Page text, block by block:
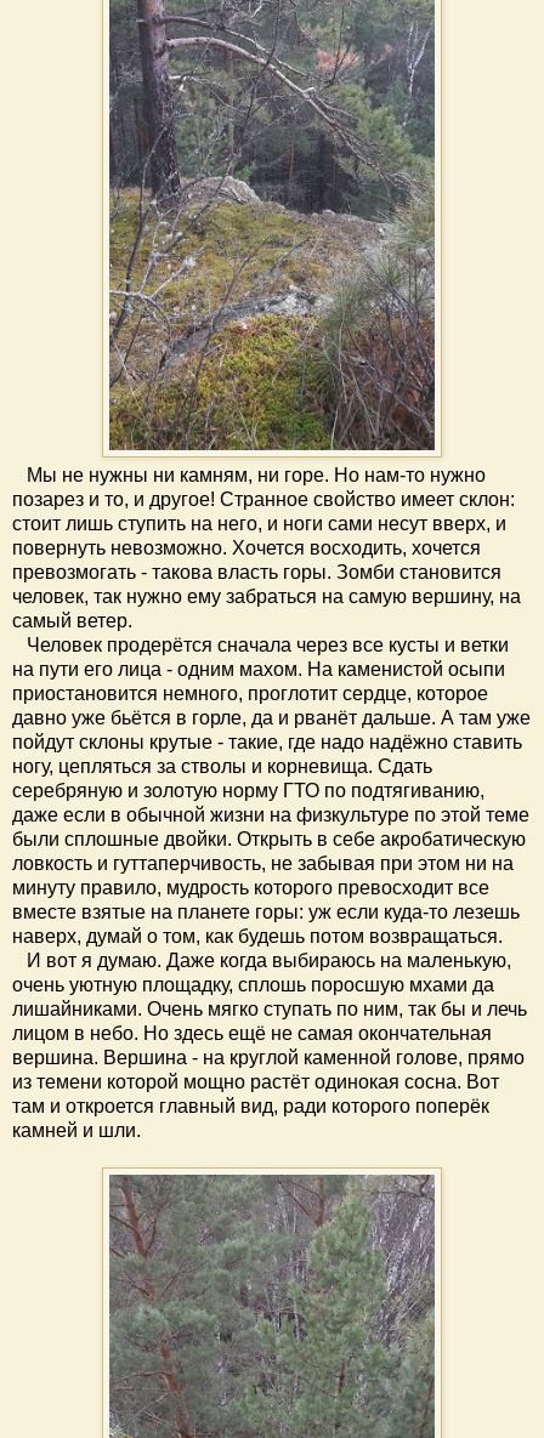
Мы не нужны ни камням, ни горе. Но нам-то нужно
позарез и то, и другое! Странное свойство имеет склон:
стоит лишь ступить на него, и ноги сами несут вверх, и
повернуть невозможно. Хочется восходить, хочется
превозмогать - такова власть горы. Зомби становится
человек, так нужно ему забраться на самую вершину, на
самый ветер.
Человек продерётся сначала через все кусты и ветки
на пути его лица - одним махом. На каменистой осыпи
приостановится немного, проглотит сердце, которое
давно уже бьётся в горле, да и рванёт дальше. А там уже
пойдут склоны крутые - такие, где надо надёжно ставить
ногу, цепляться за стволы и корневища. Сдать
серебряную и золотую норму ГТО по подтягиванию,
даже если в обычной жизни на физкультуре по этой теме
были сплошные двойки. Открыть в себе акробатическую
ловкость и гуттаперчивость, не забывая при этом ни на
минуту правило, мудрость которого превосходит все
вместе взятые на планете горы: уж если куда-то лезешь
наверх, думай о том, как будешь потом возвращаться.
И вот я думаю. Даже когда выбираюсь на маленькую,
очень уютную площадку, сплошь поросшую мхами да
лишайниками. Очень мягко ступать по ним, так бы и лечь
лицом в небо. Но здесь ещё не самая окончательная
вершина. Вершина - на круглой каменной голове, прямо
из темени которой мощно растёт одинокая сосна. Вот
там и откроется главный вид, ради которого поперёк
камней и шли.